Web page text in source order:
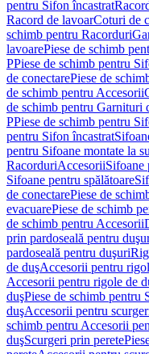
pentru Sifon încastrat
Racord de lavoarCoturi de
schimb pentru Racorduri
lavoarePiese de schimb
PPiese de schimb pentru
de conectarePiese de
de schimb pentru Accesorii
de schimb pentru Garnituri
PPiese de schimb pentru
pentru Sifon încastrat
pentru Sifoane montate la
RacorduriAccesoriiSifoane
Sifoane pentru spălătoare
de conectarePiese de
evacuarePiese de schimb
de schimb pentru Accesorii
prin pardoseală pentru
pardoseală pentru duşuri
de duşAccesorii pentru
Accesorii pentru rigole de
duşPiese de schimb pentru
duşAccesorii pentru
schimb pentru Accesorii
duşScurgeri prin perete